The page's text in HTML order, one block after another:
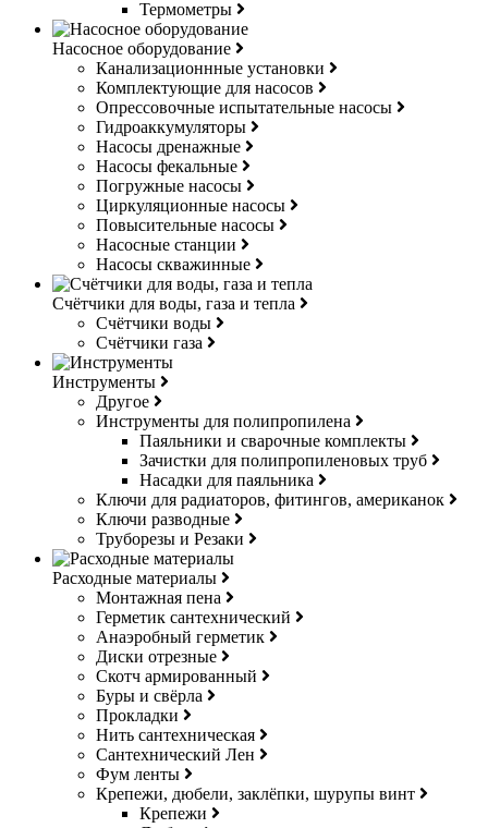
Термометры
Насосное оборудование
Канализационнные установки
Комплектующие для насосов
Опрессовочные испытательные насосы
Гидроаккумуляторы
Насосы дренажные
Насосы фекальные
Погружные насосы
Циркуляционные насосы
Повысительные насосы
Насосные станции
Насосы скважинные
Счётчики для воды, газа и тепла
Счётчики воды
Счётчики газа
Инструменты
Другое
Инструменты для полипропилена
Паяльники и сварочные комплекты
Зачистки для полипропиленовых труб
Насадки для паяльника
Ключи для радиаторов, фитингов, американок
Ключи разводные
Труборезы и Резаки
Расходные материалы
Монтажная пена
Герметик сантехнический
Анаэробный герметик
Диски отрезные
Скотч армированный
Буры и свёрла
Прокладки
Нить сантехническая
Сантехнический Лен
Фум ленты
Крепежи, дюбели, заклёпки, шурупы винт
Крепежи